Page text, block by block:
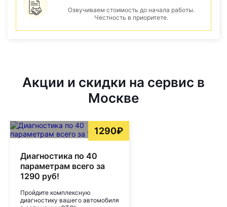
Озвучиваем стоимость до начала работы.
Честность в приоритете.
Акции и скидки на сервис в
Москве
1290₽
Диагностика по 40
параметрам всего за
1290 руб!
Пройдите комплексную
диагностику вашего автомобиля